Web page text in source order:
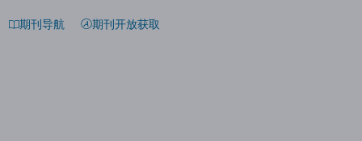
期刊导航 期刊开放获取